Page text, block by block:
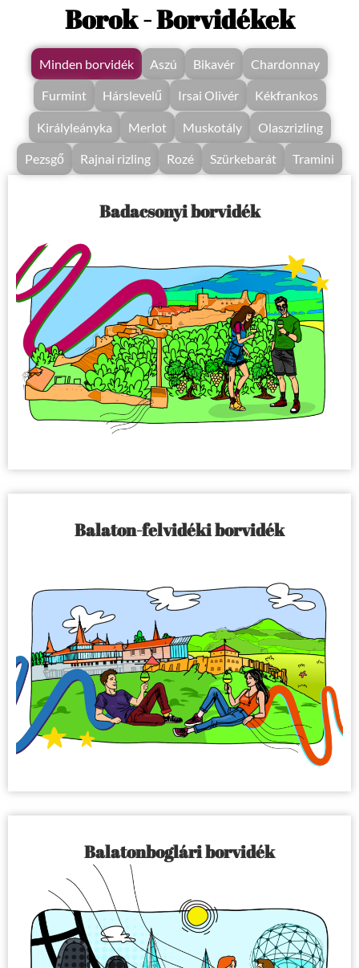
Borok - Borvidékek
Aszú Bikavér Chardonnay
Furmint Hárslevelű Irsai Olivér Kékfrankos
Királyleányka Merlot Muskotály Olaszrizling
Pezsgő Rajnai rizling Rozé Szürkebarát Tramini
Minden borvidék
Badacsonyi borvidék
Balaton-felvidéki borvidék
Balatonboglári borvidék